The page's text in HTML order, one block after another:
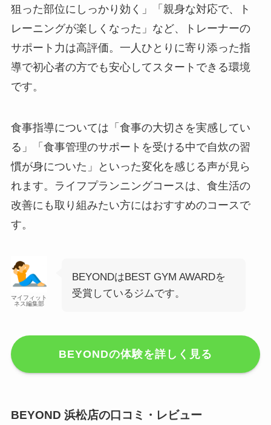
狙った部位にしっかり効く」「親身な対応で、ト
レーニングが楽しくなった」など、トレーナーの
サポート力は高評価。一人ひとりに寄り添った指
導で初心者の方でも安心してスタートできる環境
です。
食事指導については「食事の大切さを実感してい
る」「食事管理のサポートを受ける中で自炊の習
慣が身についた」といった変化を感じる声が見ら
れます。ライフプランニングコースは、食生活の
改善にも取り組みたい方にはおすすめのコースで
す。
マイフィット
ネス編集部
BEYONDはBEST GYM AWARDを
受賞しているジムです。
BEYONDの体験を詳しく見る
BEYOND 浜松店の口コミ・レビュー